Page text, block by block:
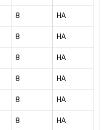
8 HA
8 HA
8 HA
8 HA
8 HA
8 HA